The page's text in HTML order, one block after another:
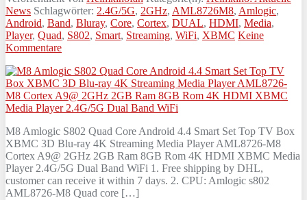
News Schlagwörter: 2.4G/5G, 2GHz, AML8726M8, Amlogic,
Android, Band, Bluray, Core, Cortex, DUAL, HDMI, Media,
Player, Quad, S802, Smart, Streaming, WiFi, XBMC Keine
Kommentare
M8 Amlogic S802 Quad Core Android 4.4 Smart Set Top TV Box
XBMC 3D Blu-ray 4K Streaming Media Player AML8726-M8
Cortex A9@ 2GHz 2GB Ram 8GB Rom 4K HDMI XBMC Media
Player 2.4G/5G Dual Band WiFi 1. Free shipping by DHL,
customer can receive it within 7 days. 2. CPU: Amlogic s802
AML8726-M8 Quad core […]